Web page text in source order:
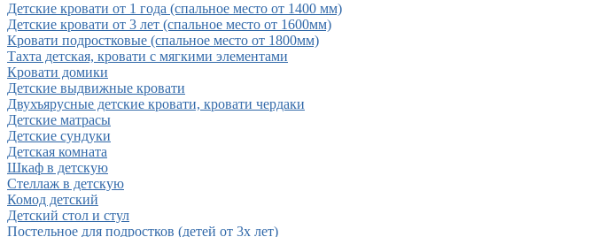
Детские кровати от 1 года (спальное место от 1400 мм)
Детские кровати от 3 лет (спальное место от 1600мм)
Кровати подростковые (спальное место от 1800мм)
Тахта детская, кровати с мягкими элементами
Кровати домики
Детские выдвижные кровати
Двухъярусные детские кровати, кровати чердаки
Детские матрасы
Детские сундуки
Детская комната
Шкаф в детскую
Стеллаж в детскую
Комод детский
Детский стол и стул
Постельное для подростков (детей от 3х лет)